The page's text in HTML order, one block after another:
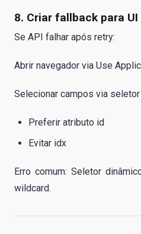
8. Criar fallback para
Se API falhar após retry:
Abrir navegador via Use
Selecionar campos via
Preferir atributo id
Evitar idx
Erro comum: Seletor
wildcard.